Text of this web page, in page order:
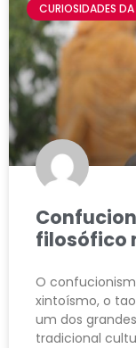
CURIOSIDADES
filosófico
O
xintoísmo, o
um dos
tradicional